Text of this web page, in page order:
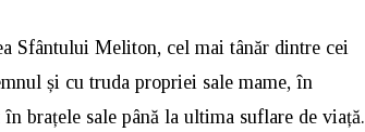
Sfântului Meliton, cel mai tânăr dintre cei
și cu truda propriei sale mame, în
brațele sale până la ultima suflare de viață.